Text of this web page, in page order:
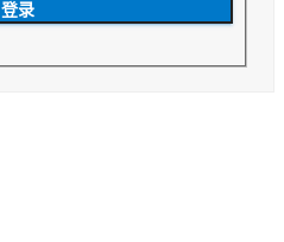
登录